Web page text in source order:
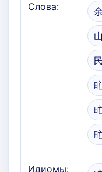
Слова:
Идиомы: